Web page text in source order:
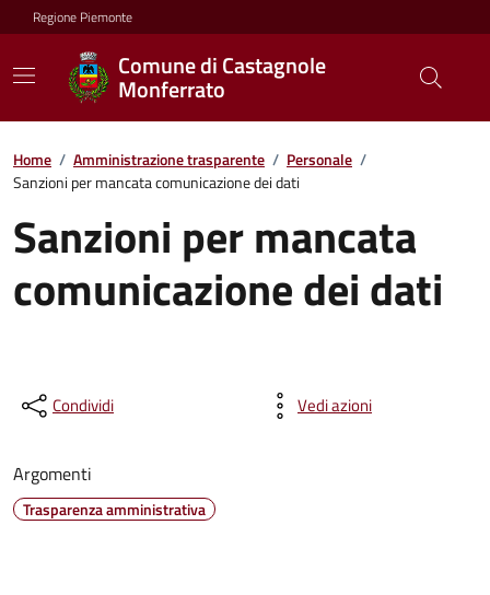
Regione Piemonte
Comune di Castagnole
Monferrato
Home / Amministrazione trasparente / Personale /
Sanzioni per mancata comunicazione dei dati
Sanzioni per mancata
comunicazione dei dati
Condividi Vedi azioni
Argomenti
Trasparenza amministrativa